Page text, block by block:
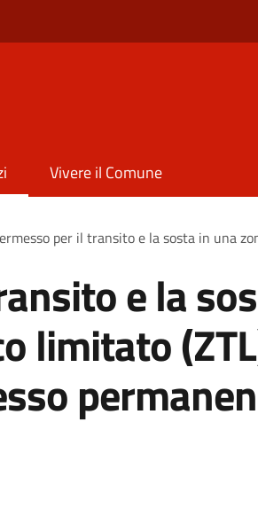
Vivere il Comune
per il transito e la sosta in una
e la
limitato